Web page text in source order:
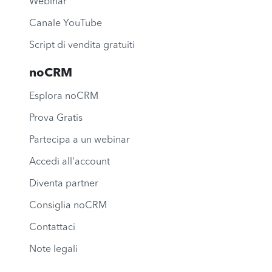
Canale YouTube
Script di vendita gratuiti
noCRM
Esplora noCRM
Prova Gratis
Partecipa a un webinar
Accedi all'account
Diventa partner
Consiglia noCRM
Contattaci
Note legali